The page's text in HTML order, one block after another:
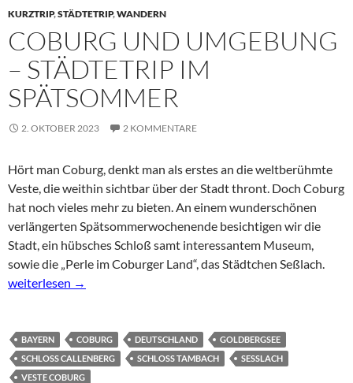
KURZTRIP,STÄDTETRIP,WANDERN
COBURG UND UMGEBUNG
– STÄDTETRIP IM
SPÄTSOMMER
2. OKTOBER 2023 2 KOMMENTARE
Hört man Coburg, denkt man als erstes an die weltberühmte
Veste, die weithin sichtbar über der Stadt thront. Doch Coburg
hat noch vieles mehr zu bieten. An einem wunderschönen
verlängerten Spätsommerwochenende besichtigen wir die
Stadt, ein hübsches Schloß samt interessantem Museum,
sowie die „Perle im Coburger Land“, das Städtchen Seßlach.
Coburg und Umgebung – Städtetrip im Spätsommer
weiterlesen →
BAYERN COBURG DEUTSCHLAND
GOLDBERGSEE
SCHLOSS CALLENBERG
SCHLOSS TAMBACH
SESSLACH
VESTE COBURG